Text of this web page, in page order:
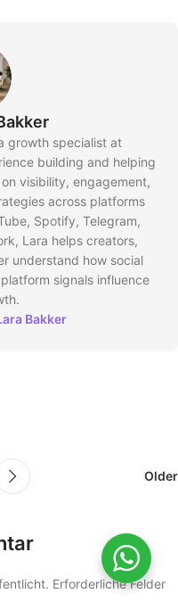
growth specialist at
building and helping
visibility, engagement,
across platforms
Spotify, Telegram,
Lara helps creators,
understand how social
signals influence
Bakker
Older
Erforderliche Felder